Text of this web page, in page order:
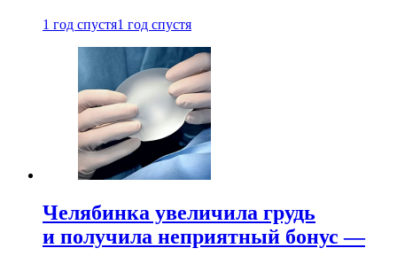
1 год спустя1 год спустя
Челябинка увеличила грудь
и получила неприятный бонус —